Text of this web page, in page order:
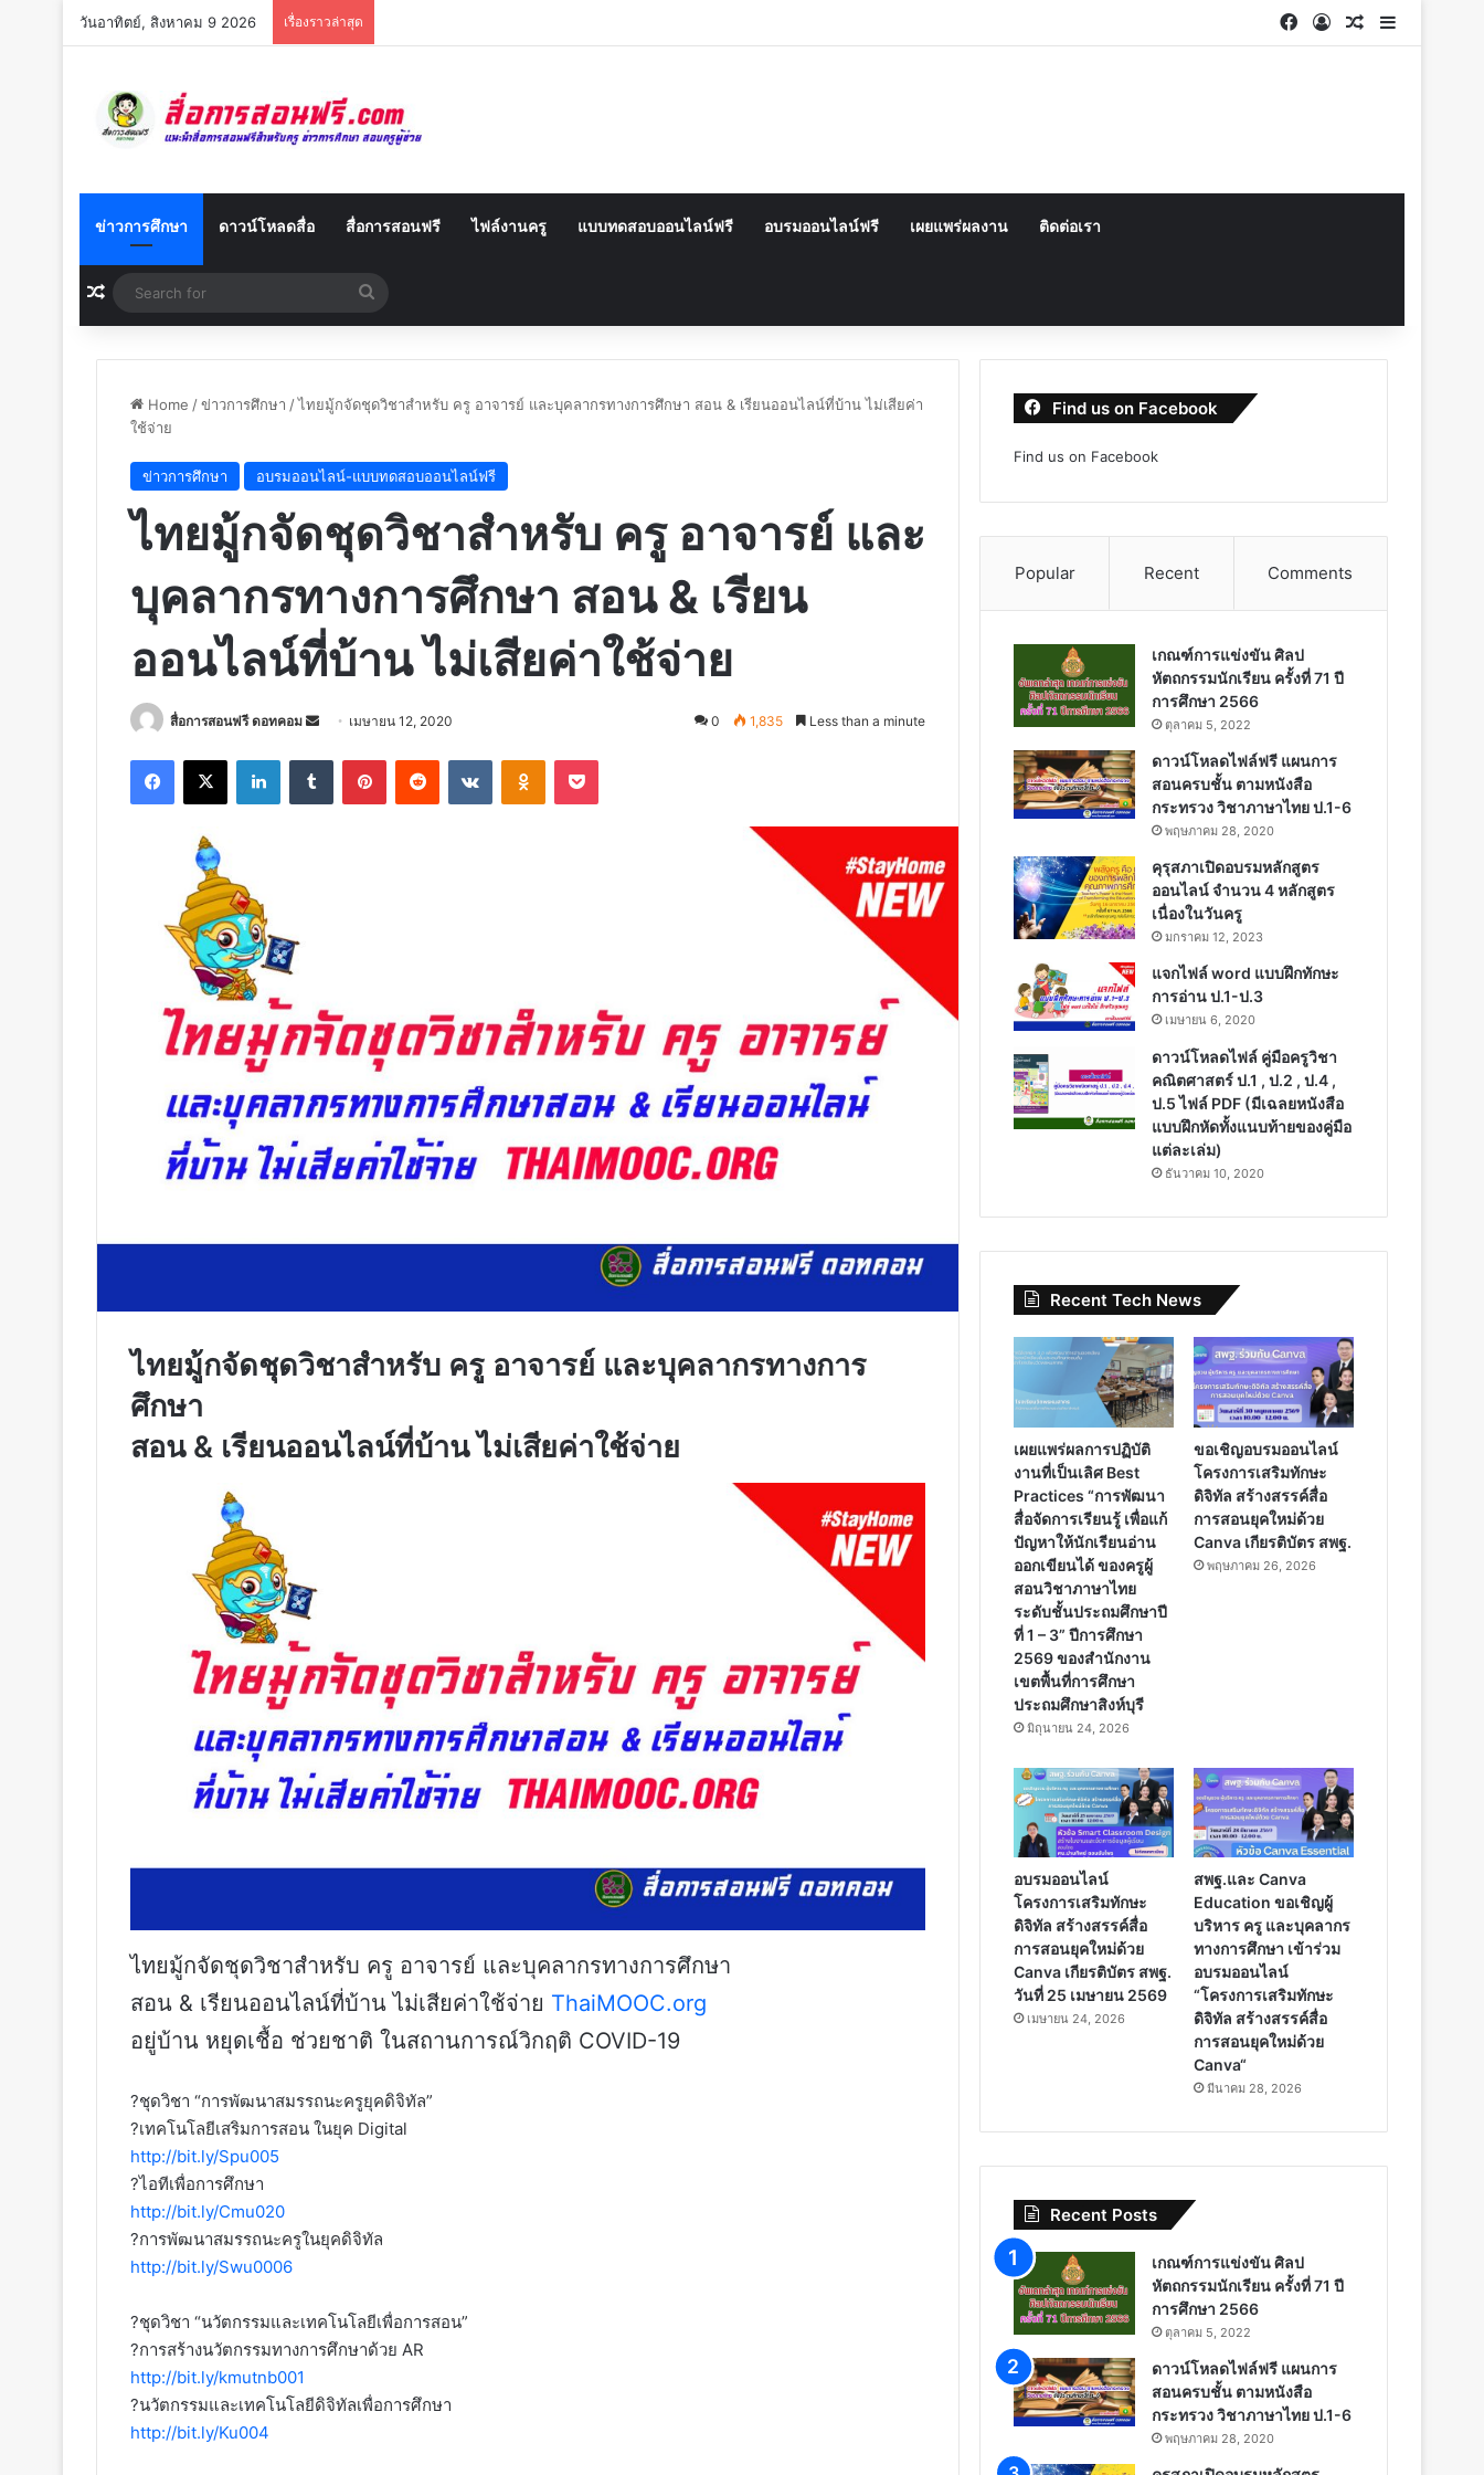
วันอาทิตย์, สิงหาคม 9 2026 เรื่องราวล่าสุด Facebook
Log InRandom
Sidebar
ข่าวการศึกษา ดาวน์โหลดสื่อ สื่อการสอนฟรี ไฟล์งานครู แบบทดสอบออนไลน์ฟรี อบรมออนไลน์ฟรี เผยแพร่ผลงาน ติดต่อเรา
Random Article
for
Home /ข่าวการศึกษา /ไทยมู้กจัดชุดวิชาสำหรับ ครู อาจารย์ และบุคลากรทางการศึกษา สอน & เรียนออนไลน์ที่บ้าน ไม่เสียค่า
ใช้จ่าย
ข่าวการศึกษา อบรมออนไลน์-แบบทดสอบออนไลน์ฟรี
ไทยมู้กจัดชุดวิชาสำหรับ ครู อาจารย์ และ
บุคลากรทางการศึกษา สอน & เรียน
ออนไลน์ที่บ้าน ไม่เสียค่าใช้จ่าย
สื่อการสอนฟรี ดอทคอม
Send เมษายน 12, 2020 0 1,835 Less than a minute
Facebook
X LinkedInTumblr PinterestReddit VKontakteOdnoklassniki
Pocket
ไทยมู้กจัดชุดวิชาสำหรับ ครู อาจารย์ และบุคลากรทางการ
ศึกษา
สอน & เรียนออนไลน์ที่บ้าน ไม่เสียค่าใช้จ่าย
ไทยมู้กจัดชุดวิชาสำหรับ ครู อาจารย์ และบุคลากรทางการศึกษา
สอน & เรียนออนไลน์ที่บ้าน ไม่เสียค่าใช้จ่าย ThaiMOOC.org
อยู่บ้าน หยุดเชื้อ ช่วยชาติ ในสถานการณ์วิกฤติ COVID-19
?ชุดวิชา “การพัฒนาสมรรถนะครูยุคดิจิทัล”
?เทคโนโลยีเสริมการสอน ในยุค Digital
http://bit.ly/Spu005
?ไอทีเพื่อการศึกษา
http://bit.ly/Cmu020
?การพัฒนาสมรรถนะครูในยุคดิจิทัล
http://bit.ly/Swu0006
?ชุดวิชา “นวัตกรรมและเทคโนโลยีเพื่อการสอน”
?การสร้างนวัตกรรมทางการศึกษาด้วย AR
http://bit.ly/kmutnb001
?นวัตกรรมและเทคโนโลยีดิจิทัลเพื่อการศึกษา
http://bit.ly/Ku004
Find us on Facebook
Find us on Facebook
Popular Recent Comments
เกณฑ์การแข่งขัน ศิลป
หัตถกรรมนักเรียน ครั้งที่ 71 ปี
การศึกษา 2566
ตุลาคม 5, 2022
ดาวน์โหลดไฟล์ฟรี แผนการ
สอนครบชั้น ตามหนังสือ
กระทรวง วิชาภาษาไทย ป.1-6
พฤษภาคม 28, 2020
คุรุสภาเปิดอบรมหลักสูตร
ออนไลน์ จำนวน 4 หลักสูตร
เนื่องในวันครู
มกราคม 12, 2023
แจกไฟล์ word แบบฝึกทักษะ
การอ่าน ป.1-ป.3
เมษายน 6, 2020
ดาวน์โหลดไฟล์ คู่มือครูวิชา
คณิตศาสตร์ ป.1 , ป.2 , ป.4 ,
ป.5 ไฟล์ PDF (มีเฉลยหนังสือ
แบบฝึกหัดทั้งแนบท้ายของคู่มือ
แต่ละเล่ม)
ธันวาคม 10, 2020
Recent Tech News
เผยแพร่ผลการปฏิบัติ
งานที่เป็นเลิศ Best
Practices “การพัฒนา
สื่อจัดการเรียนรู้ เพื่อแก้
ปัญหาให้นักเรียนอ่าน
ออกเขียนได้ ของครูผู้
สอนวิชาภาษาไทย
ระดับชั้นประถมศึกษาปี
ที่ 1 – 3” ปีการศึกษา
2569 ของสำนักงาน
เขตพื้นที่การศึกษา
ประถมศึกษาสิงห์บุรี
มิถุนายน 24, 2026
ขอเชิญอบรมออนไลน์
โครงการเสริมทักษะ
ดิจิทัล สร้างสรรค์สื่อ
การสอนยุคใหม่ด้วย
Canva เกียรติบัตร สพฐ.
พฤษภาคม 26, 2026
อบรมออนไลน์
โครงการเสริมทักษะ
ดิจิทัล สร้างสรรค์สื่อ
การสอนยุคใหม่ด้วย
Canva เกียรติบัตร สพฐ.
วันที่ 25 เมษายน 2569
เมษายน 24, 2026
สพฐ.และ Canva
Education ขอเชิญผู้
บริหาร ครู และบุคลากร
ทางการศึกษา เข้าร่วม
อบรมออนไลน์
“โครงการเสริมทักษะ
ดิจิทัล สร้างสรรค์สื่อ
การสอนยุคใหม่ด้วย
Canva“
มีนาคม 28, 2026
Recent Posts
เกณฑ์การแข่งขัน ศิลป
หัตถกรรมนักเรียน ครั้งที่ 71 ปี
การศึกษา 2566
ตุลาคม 5, 2022
ดาวน์โหลดไฟล์ฟรี แผนการ
สอนครบชั้น ตามหนังสือ
กระทรวง วิชาภาษาไทย ป.1-6
พฤษภาคม 28, 2020